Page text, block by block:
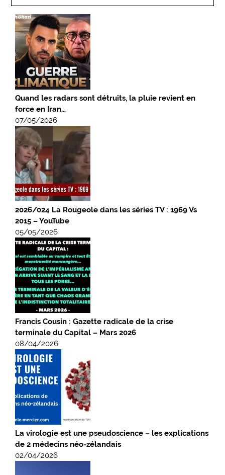
Quand les radars sont détruits, la pluie revient en
force en Iran…
07/05/2026
2026/024 La Rougeole dans les séries TV : 1969 Vs
2015 – YouTube
05/05/2026
Francis Cousin : Gazette radicale de la crise
terminale du Capital – Mars 2026
08/04/2026
La virologie est une pseudoscience – les explications
de 2 médecins néo-zélandais
02/04/2026